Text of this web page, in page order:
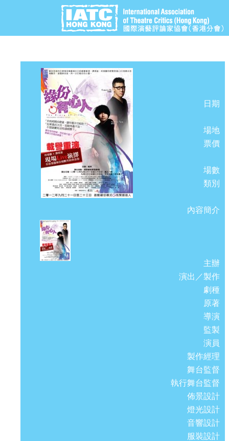
日期
場地
票價
場數
類別
內容簡介
主辦
演出／製作
劇種
原著
導演
監製
演員
製作經理
舞台監督
執行舞台監督
佈景設計
燈光設計
音響設計
服裝設計